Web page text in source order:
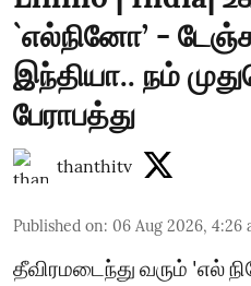
`எல்நினோ’ -
இந்தியா.. நம்
பேராபத்து
thanthitv
Published on: 06 Aug 2026, 4:26
தீவிரமடைந்து வரும் 'எல்